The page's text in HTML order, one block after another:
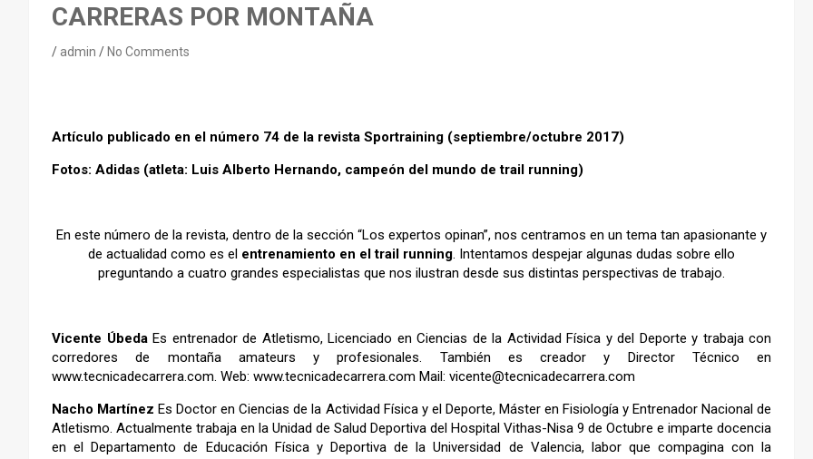
CARRERAS POR MONTAÑA
admin No Comments
Artículo publicado en el número 74 de la revista Sportraining (septiembre/octubre 2017)
Fotos: Adidas (atleta: Luis Alberto Hernando, campeón del mundo de trail running)
En este número de la revista, dentro de la sección “Los expertos opinan”, nos centramos en un tema tan apasionante y
de actualidad como es el entrenamiento en el trail running. Intentamos despejar algunas dudas sobre ello
preguntando a cuatro grandes especialistas que nos ilustran desde sus distintas perspectivas de trabajo.
Vicente ÚbedaEs entrenador de Atletismo, Licenciado en Ciencias de la Actividad Física y del Deporte y trabaja con
corredores de montaña amateurs y profesionales. También es creador y Director Técnico en
www.tecnicadecarrera.com. Web: www.tecnicadecarrera.com Mail: vicente@tecnicadecarrera.com
Nacho MartínezEs Doctor en Ciencias de la Actividad Física y el Deporte, Máster en Fisiología y Entrenador Nacional de
Atletismo. Actualmente trabaja en la Unidad de Salud Deportiva del Hospital Vithas-Nisa 9 de Octubre e imparte docencia
en el Departamento de Educación Física y Deportiva de la Universidad de Valencia, labor que compagina con la